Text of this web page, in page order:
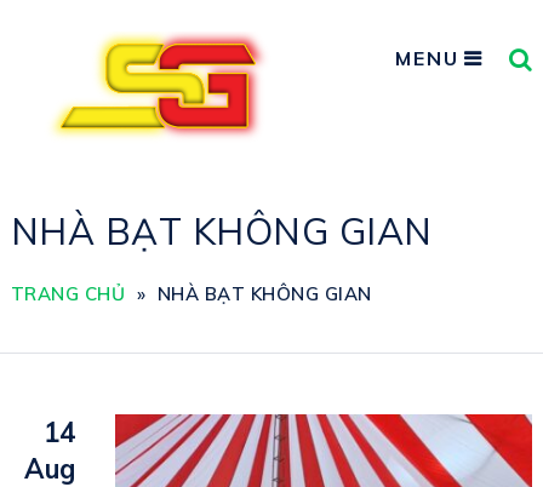
MENU
NHÀ BẠT KHÔNG GIAN
TRANG CHỦ » NHÀ BẠT KHÔNG GIAN
14
Aug